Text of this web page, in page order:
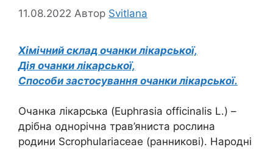
11.08.2022 Автор Svitlana
Хімічний склад очанки лікарської,
Дія очанки лікарської,
Способи застосування очанки лікарської.
Очанка лікарська (Euphrasia officinalis L.) –
дрібна однорічна трав’яниста рослина
родини Scrophulariaceae (ранникові). Народні